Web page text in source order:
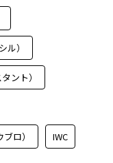
ル）
ント）
ロ） IWC